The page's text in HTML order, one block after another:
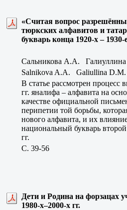
«Считая вопрос
тюркских алфавитов и
букварь конца 1920-х – 1930-
Сальникова А.А.
Salnikova A.A. Galiullina
В статье рассмотрен процесс
гг. яналифа – алфавита на
качестве официальной
перипетии той борьбы,
нового алфавита, и их
национальный букварь
гг.
C. 39-56
Дети и Родина на форзацах
1980-х–2000-х гг.